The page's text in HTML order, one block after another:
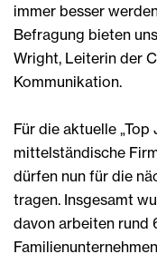
immer besser
Befragung bieten
Wright, Leiterin der
Kommunikation.
Für die aktuelle
mittelständische
dürfen nun für die
tragen. Insgesamt
davon arbeiten rund